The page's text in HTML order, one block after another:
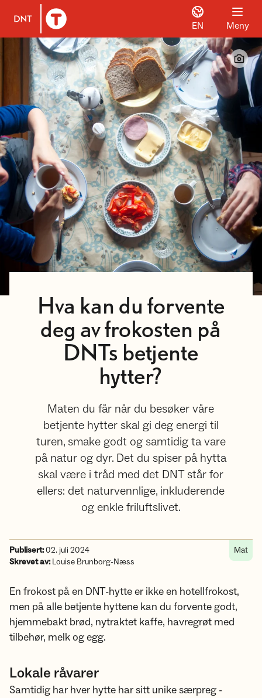
Til DNT.no forside
EN Meny
Hva kan du forvente
deg av frokosten på
DNTs betjente
hytter?
Maten du får når du besøker våre
betjente hytter skal gi deg energi til
turen, smake godt og samtidig ta vare
på natur og dyr. Det du spiser på hytta
skal være i tråd med det DNT står for
ellers: det naturvennlige, inkluderende
og enkle friluftslivet.
Publisert:02. juli 2024
Skrevet av:Louise Brunborg-Næss
Mat
En frokost på en DNT-hytte er ikke en hotellfrokost,
men på alle betjente hyttene kan du forvente godt,
hjemmebakt brød, nytraktet kaffe, havregrøt med
tilbehør, melk og egg.
Lokale råvarer
Samtidig har hver hytte har sitt unike særpreg -